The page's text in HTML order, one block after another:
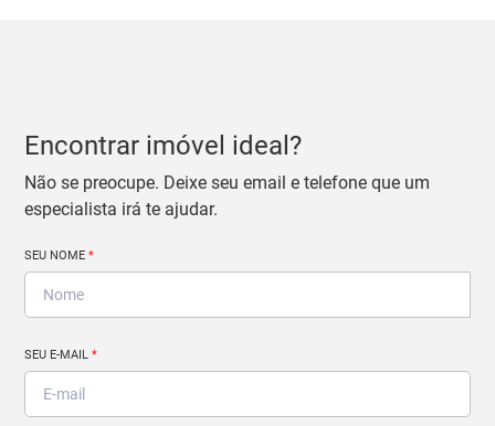
Encontrar imóvel ideal?
Não se preocupe. Deixe seu email e telefone que um
especialista irá te ajudar.
SEU NOME*
SEU E-MAIL*